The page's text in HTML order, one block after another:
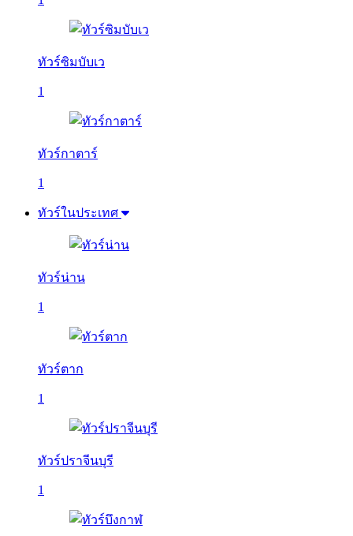
ทัวร์ซิมบับเว
1
ทัวร์กาตาร์
1
ทัวร์ในประเทศ
ทัวร์น่าน
1
ทัวร์ตาก
1
ทัวร์ปราจีนบุรี
1